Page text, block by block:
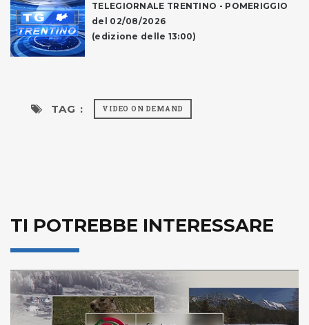
TELEGIORNALE TRENTINO - POMERIGGIO
del 02/08/2026
(edizione delle 13:00)
TAG : VIDEO ON DEMAND
TI POTREBBE INTERESSARE